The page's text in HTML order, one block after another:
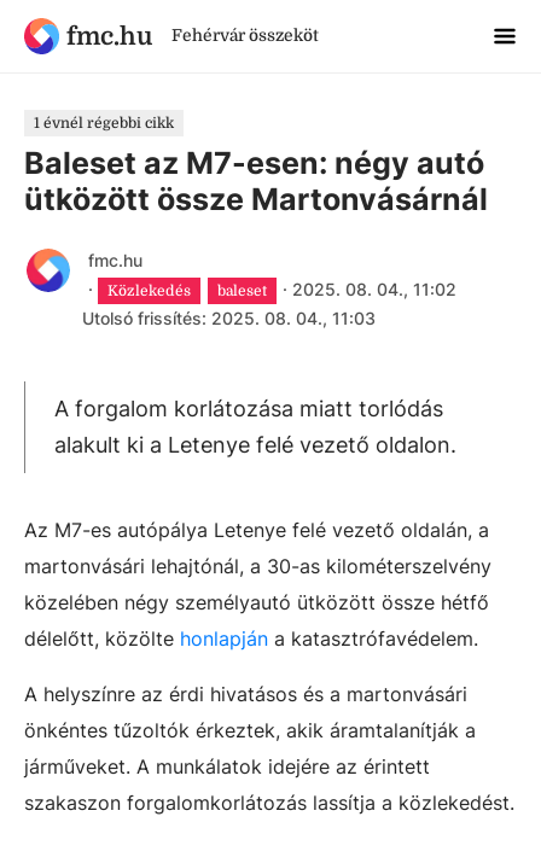
fmc.hu Fehérvár összeköt
1 évnél régebbi cikk
Baleset az M7-esen: négy autó
ütközött össze Martonvásárnál
fmc.hu
·
Közlekedés baleset · 2025. 08. 04., 11:02
Utolsó frissítés: 2025. 08. 04., 11:03
A forgalom korlátozása miatt torlódás
alakult ki a Letenye felé vezető oldalon.
Az M7-es autópálya Letenye felé vezető oldalán, a
martonvásári lehajtónál, a 30-as kilométerszelvény
közelében négy személyautó ütközött össze hétfő
délelőtt, közölte honlapján a katasztrófavédelem.
A helyszínre az érdi hivatásos és a martonvásári
önkéntes tűzoltók érkeztek, akik áramtalanítják a
járműveket. A munkálatok idejére az érintett
szakaszon forgalomkorlátozás lassítja a közlekedést.